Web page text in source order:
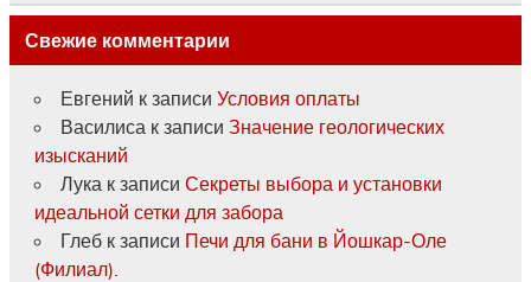
Свежие комментарии
Евгений к записи Условия оплаты
Василиса к записи Значение геологических
изысканий
Лука к записи Секреты выбора и установки
идеальной сетки для забора
Глебк записи Печи для бани в Йошкар-Оле
(Филиал).